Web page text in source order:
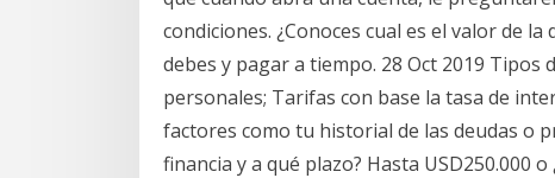
condiciones. ¿Conoces cual es el valor de
debes y pagar a tiempo. 28 Oct 2019
personales; Tarifas con base la tasa de
factores como tu historial de las deudas o
financia y a qué plazo? Hasta USD250.000